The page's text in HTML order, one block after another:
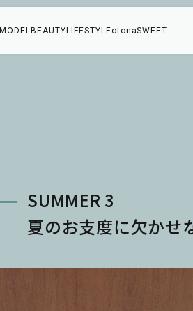
MODEL BEAUTY LIFESTYLEotonaSWEET
SUMMER 3
夏のお支度に欠かせ